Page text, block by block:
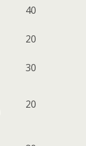
40
20
30
20